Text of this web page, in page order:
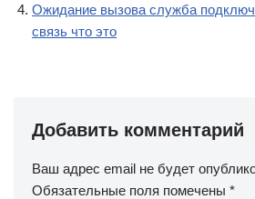
Ожидание вызова служба
связь что это
Добавить комментарий
Ваш адрес email не будет
Обязательные поля помечены *